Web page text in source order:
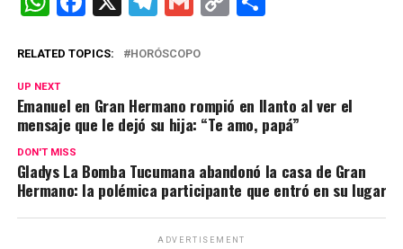
at
s
A
p
p
ce
o
k
e
a
m
ail
n
ar
tir
RELATED TOPICS: HORÓSCOPO
UP NEXT
Emanuel en Gran Hermano rompió en llanto al ver el
mensaje que le dejó su hija: “Te amo, papá”
DON'T MISS
Gladys La Bomba Tucumana abandonó la casa de Gran
Hermano: la polémica participante que entró en su lugar
ADVERTISEMENT